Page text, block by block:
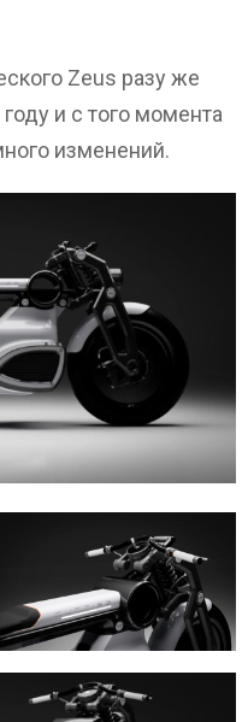
Zeus разу же
и с того момента
изменений.